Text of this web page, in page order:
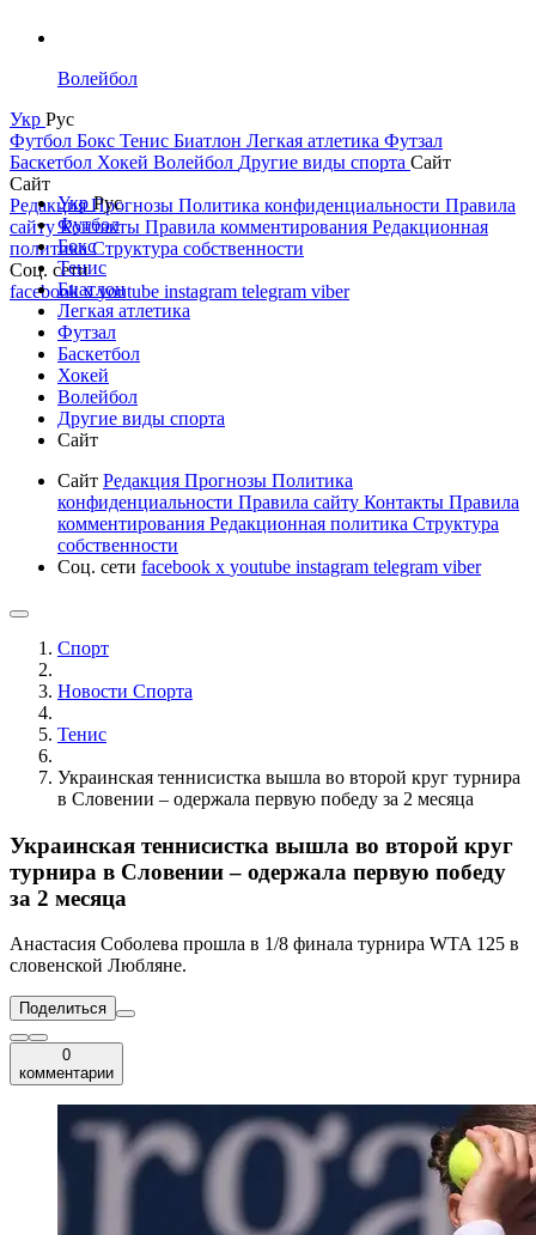
Волейбол
Укр Рус
Футбол Бокс Тенис Биатлон Легкая атлетика Футзал
Баскетбол Хокей Волейбол Другие виды спорта Сайт
Сайт
РедакцияПрогнозы Политика конфиденциальности Правила
сайтуКонтакты Правила комментирования Редакционная
политикаСтруктура собственности
Соц. сети
facebookxyoutube instagram telegram viber
УкрРус
Футбол
Бокс
Тенис
Биатлон
Легкая атлетика
Футзал
Баскетбол
Хокей
Волейбол
Другие виды спорта
Сайт
Сайт Редакция Прогнозы Политика
конфиденциальности Правила сайту Контакты Правила
комментирования Редакционная политика Структура
собственности
Соц. сети facebook x youtube instagram telegram viber
Спорт
Новости Cпорта
Тенис
Украинская теннисистка вышла во второй круг турнира
в Словении – одержала первую победу за 2 месяца
Украинская теннисистка вышла во второй круг
турнира в Словении – одержала первую победу
за 2 месяца
Анастасия Соболева прошла в 1/8 финала турнира WTA 125 в
словенской Любляне.
Поделиться
0
комментарии